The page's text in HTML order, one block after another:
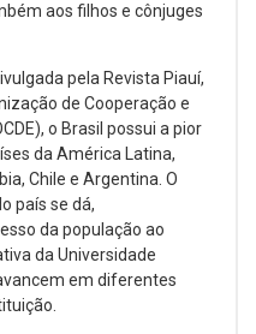
aos filhos e cônjuges
pela Revista Piauí,
de Cooperação e
o Brasil possui a pior
da América Latina,
Chile e Argentina. O
país se dá,
da população ao
da Universidade
em diferentes